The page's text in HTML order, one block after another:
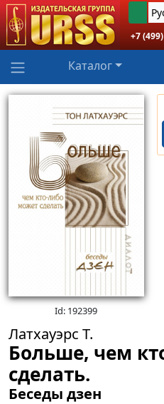
+7
Каталог
Id: 192399
Латхауэрс Т.
Больше, чем
сделать.
Беседы дзен